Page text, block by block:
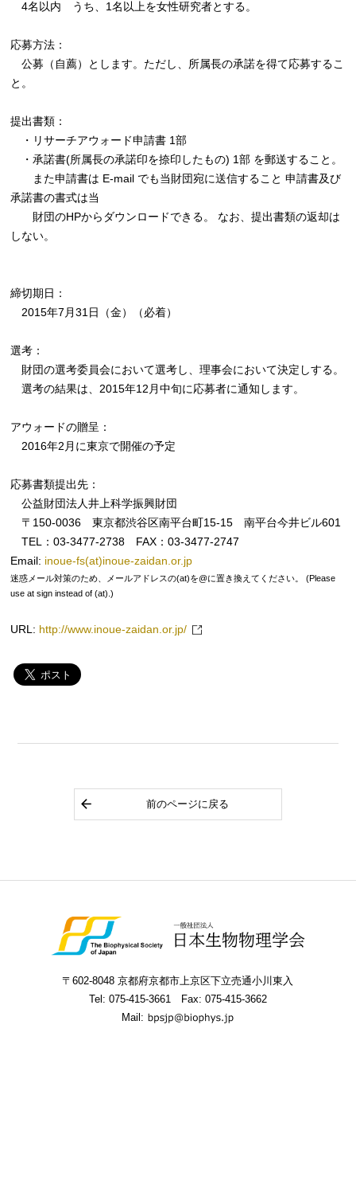
4名以内 うち、1名以上を女性研究者とする。
応募方法：
公募（自薦）とします。ただし、所属長の承諾を得て応募するこ
と。
提出書類：
・リサーチアウォード申請書 1部
・承諾書(所属長の承諾印を捺印したもの) 1部 を郵送すること。
また申請書は E-mail でも当財団宛に送信すること 申請書及び
承諾書の書式は当
財団のHPからダウンロードできる。 なお、提出書類の返却は
しない。
締切期日：
2015年7月31日（金）（必着）
選考：
財団の選考委員会において選考し、理事会において決定しする。
選考の結果は、2015年12月中旬に応募者に通知します。
アウォードの贈呈：
2016年2月に東京で開催の予定
応募書類提出先：
公益財団法人井上科学振興財団
〒150-0036 東京都渋谷区南平台町15-15 南平台今井ビル601
TEL：03-3477-2738 FAX：03-3477-2747
Email: inoue-fs(at)inoue-zaidan.or.jp
迷惑メール対策のため、メールアドレスの(at)を@に置き換えてください。 (Please
use at sign instead of (at).)
URL: http://www.inoue-zaidan.or.jp/
前のページに戻る
〒602-8048 京都府京都市上京区下立売通小川東入
Tel: 075-415-3661
Fax: 075-415-3662
Mail: